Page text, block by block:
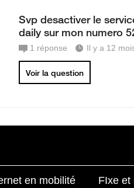
Svp desactiver le
daily sur mon numero
1 réponse Il y a 12
Voir la question
en mobilité FIxe et